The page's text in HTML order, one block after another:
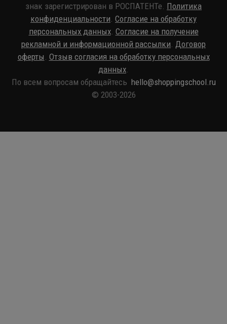
знак зарегистрирован в РОСПАТЕНТе. Политика
конфиденциальности Согласие на обработку
персональных данных. Согласие на получение
рекламной и информационной рассылки Договор
оферты Отзыв согласия на обработку персональных
данных
По всем вопросам обращайтесь hello@shoppingschool.ru
© 2003-2026